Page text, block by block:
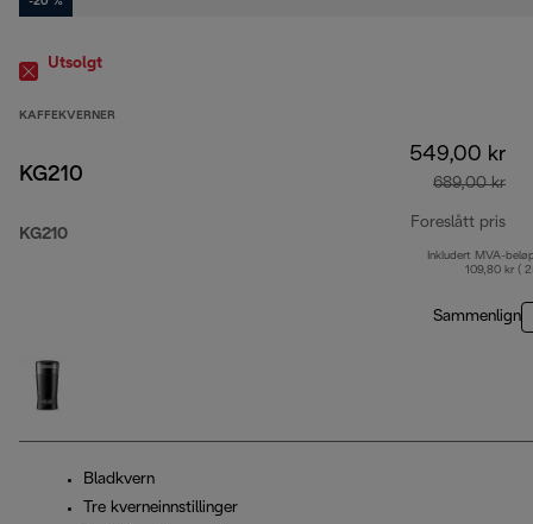
-20 %
Utsolgt
KAFFEKVERNER
KG210
KG210
549,00 kr
689,00 kr
Foreslått pris
Inkludert MVA-
109,80 kr (
Sammenlign
Bladkvern
Tre kverneinnstillinger